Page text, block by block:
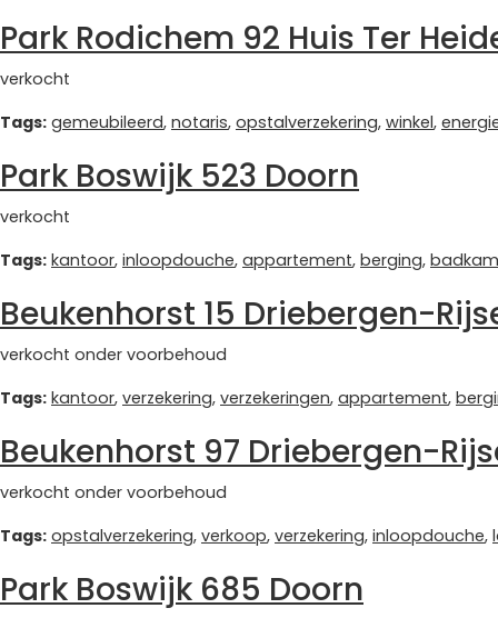
Park Rodichem 92 Huis Ter
verkocht
Tags: gemeubileerd, notaris, opstalverzekering, winkel,
Park Boswijk 523 Doorn
verkocht
Tags: kantoor, inloopdouche, appartement, berging,
Beukenhorst 15 Driebergen-
verkocht onder voorbehoud
Tags: kantoor, verzekering, verzekeringen, appartement,
Beukenhorst 97 Driebergen-
verkocht onder voorbehoud
Tags: opstalverzekering, verkoop, verzekering, inloopdouche,
Park Boswijk 685 Doorn